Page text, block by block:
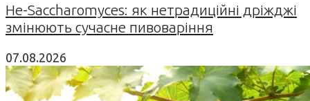
Не-Saccharomyces: як нетрадиційні дріжджі
змінюють сучасне пивоваріння
07.08.2026